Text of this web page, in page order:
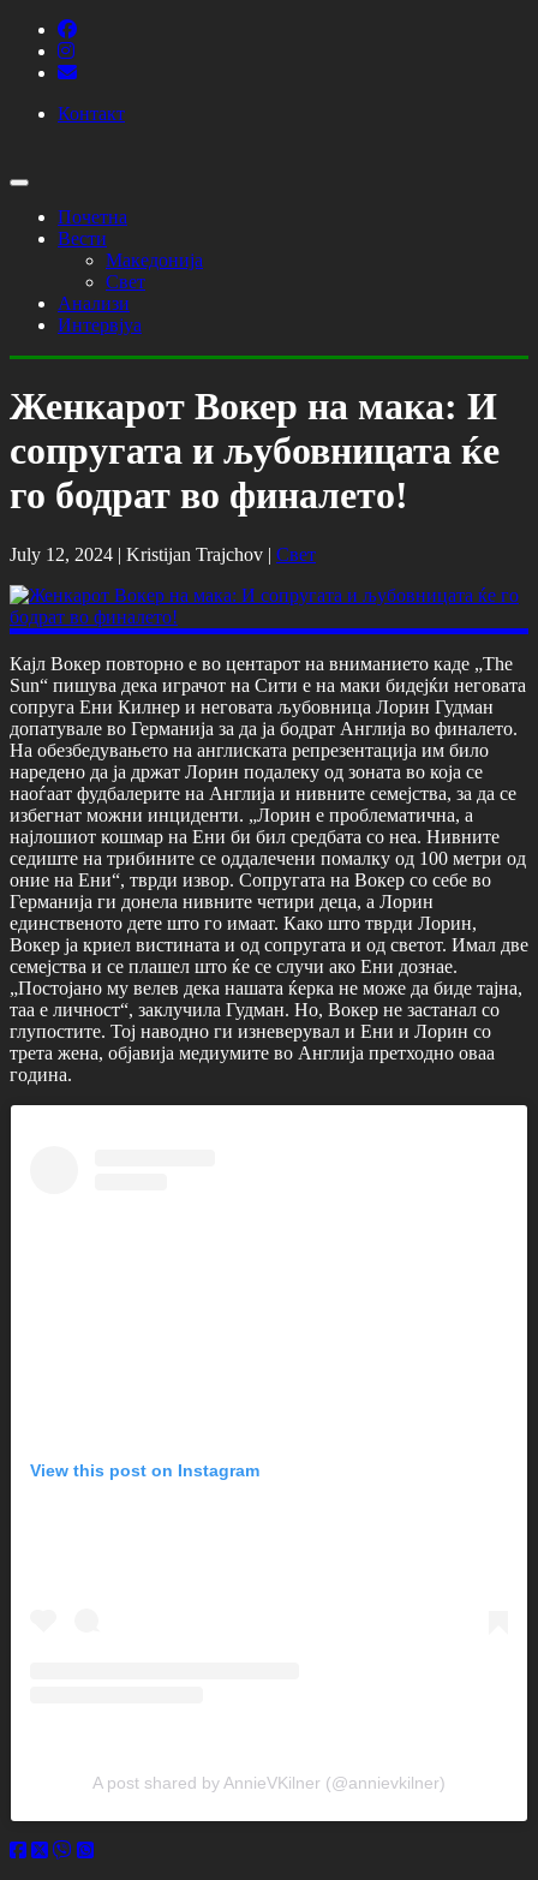
Контакт
Почетна
Вести
Македонија
Свет
Анализи
Интервјуа
Женкарот Вокер на мака: И
сопругата и љубовницата ќе
го бодрат во финалето!
July 12, 2024 | Kristijan Trajchov | Свет
Кајл Вокер повторно е во центарот на вниманието каде „The
Sun“ пишува дека играчот на Сити е на маки бидејќи неговата
сопруга Ени Килнер и неговата љубовница Лорин Гудман
допатувале во Германија за да ја бодрат Англија во финалето.
На обезбедувањето на англиската репрезентација им било
наредено да ја држат Лорин подалеку од зоната во која се
наоѓаат фудбалерите на Англија и нивните семејства, за да се
избегнат можни инциденти. „Лорин е проблематична, а
најлошиот кошмар на Ени би бил средбата со неа. Нивните
седиште на трибините се оддалечени помалку од 100 метри од
оние на Ени“, тврди извор. Сопругата на Вокер со себе во
Германија ги донела нивните четири деца, а Лорин
единственото дете што го имаат. Како што тврди Лорин,
Вокер ја криел вистината и од сопругата и од светот. Имал две
семејства и се плашел што ќе се случи ако Ени дознае.
„Постојано му велев дека нашата ќерка не може да биде тајна,
таа е личност“, заклучила Гудман. Но, Вокер не застанал со
глупостите. Тој наводно ги изневерувал и Ени и Лорин со
трета жена, објавија медиумите во Англија претходно оваа
година.
View this post on Instagram
A post shared by AnnieVKilner (@annievkilner)